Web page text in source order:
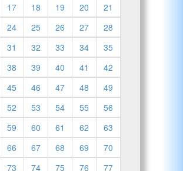
17 18 19 20
21
24 25 26 27
28
31 32 33 34
35
38 39 40 41
42
45 46 47 48
49
52 53 54 55
56
59 60 61 62
63
66 67 68 69
70
73 74 75 76
77